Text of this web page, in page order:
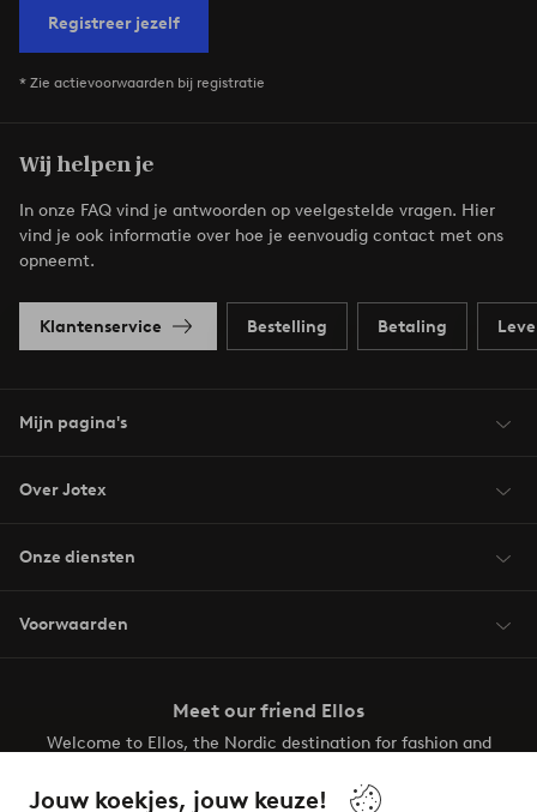
Jouw koekjes, jouw keuze!
Registreer jezelf
* Zie actievoorwaarden bij registratie
Wij helpen je
In onze FAQ vind je antwoorden op veelgestelde vragen. Hier
vind je ook informatie over hoe je eenvoudig contact met ons
opneemt.
Klantenservice Bestelling Betaling
Mijn pagina's
Over Jotex
Onze diensten
Voorwaarden
Meet our friend Ellos
Welcome to Ellos, the Nordic destination for fashion and
your wardrobe. Your next inspiring look is here!